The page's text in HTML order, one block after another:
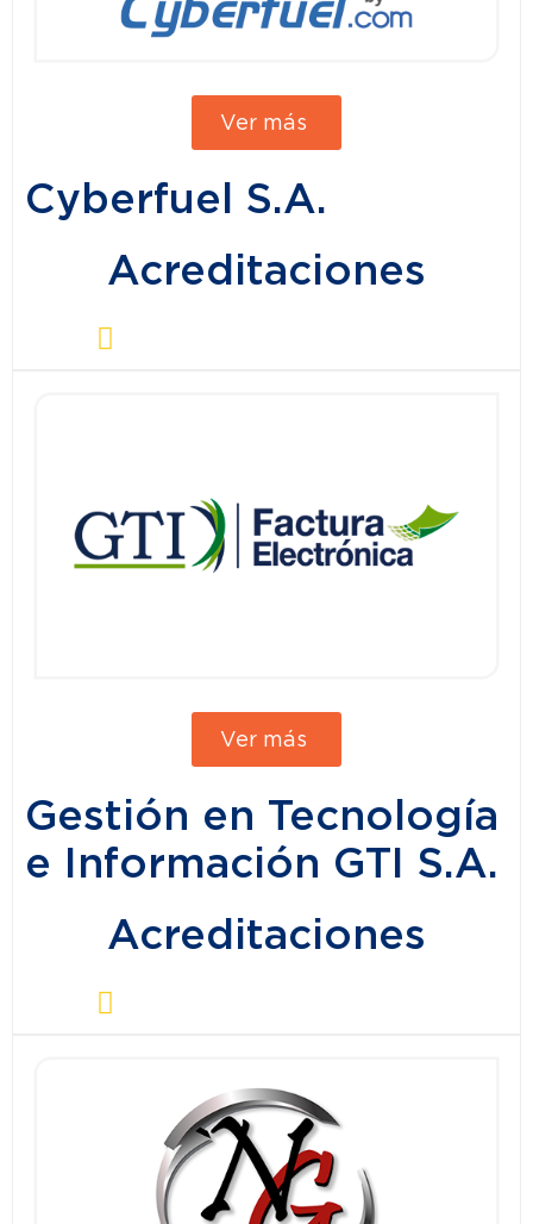
Ver más
Cyberfuel S.A.
Acreditaciones
Ver más
Gestión en Tecnología
e Información GTI S.A.
Acreditaciones